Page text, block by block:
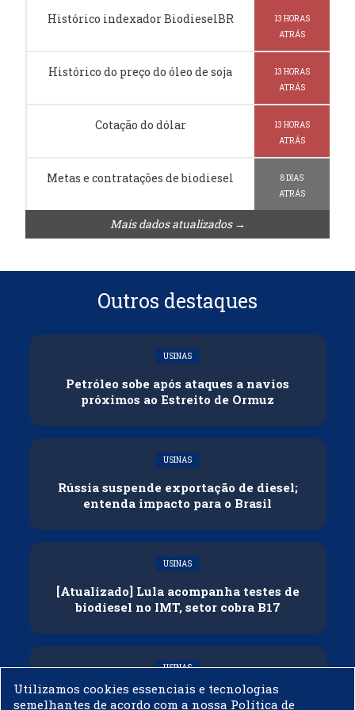
Histórico indexador BiodieselBR
13 HORAS
ATRÁS
Histórico do preço do óleo de soja
13 HORAS
ATRÁS
Cotação do dólar
13 HORAS
ATRÁS
Metas e contratações de biodiesel
8 DIAS
ATRÁS
Mais dados atualizados →
Outros destaques
USINAS
Petróleo sobe após ataques a navios
próximos ao Estreito de Ormuz
USINAS
Rússia suspende exportação de diesel;
entenda impacto para o Brasil
USINAS
[Atualizado] Lula acompanha testes de
biodiesel no IMT, setor cobra B17
USINAS
Governo adia reunião sobre mistura de
Utilizamos cookies essenciais e tecnologias
semelhantes de acordo com a nossa Política de